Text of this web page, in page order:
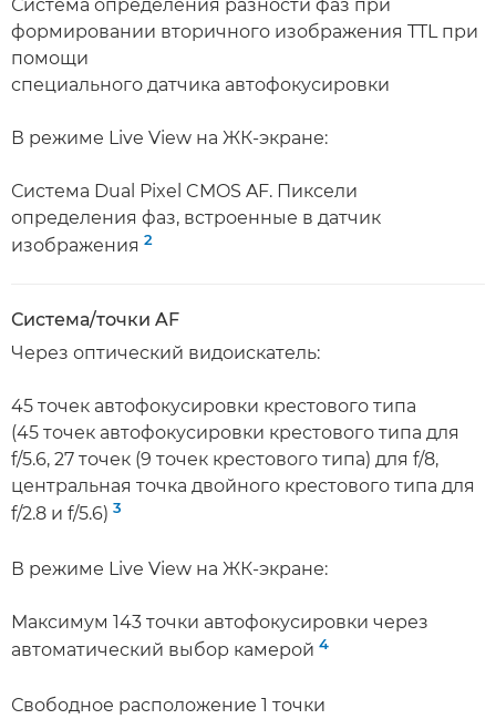
Система определения разности фаз при
формировании вторичного изображения TTL при
помощи
специального датчика автофокусировки
В режиме Live View на ЖК-экране:
Система Dual Pixel CMOS AF. Пиксели
определения фаз, встроенные в датчик
изображения 2
Система/точки AF
Через оптический видоискатель:
45 точек автофокусировки крестового типа
(45 точек автофокусировки крестового типа для
f/5.6, 27 точек (9 точек крестового типа) для f/8,
центральная точка двойного крестового типа для
f/2.8 и f/5.6) 3
В режиме Live View на ЖК-экране:
Максимум 143 точки автофокусировки через
автоматический выбор камерой 4
Свободное расположение 1 точки